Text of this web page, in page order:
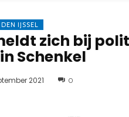
IJSSEL
zich bij
Schenkel
2021 0